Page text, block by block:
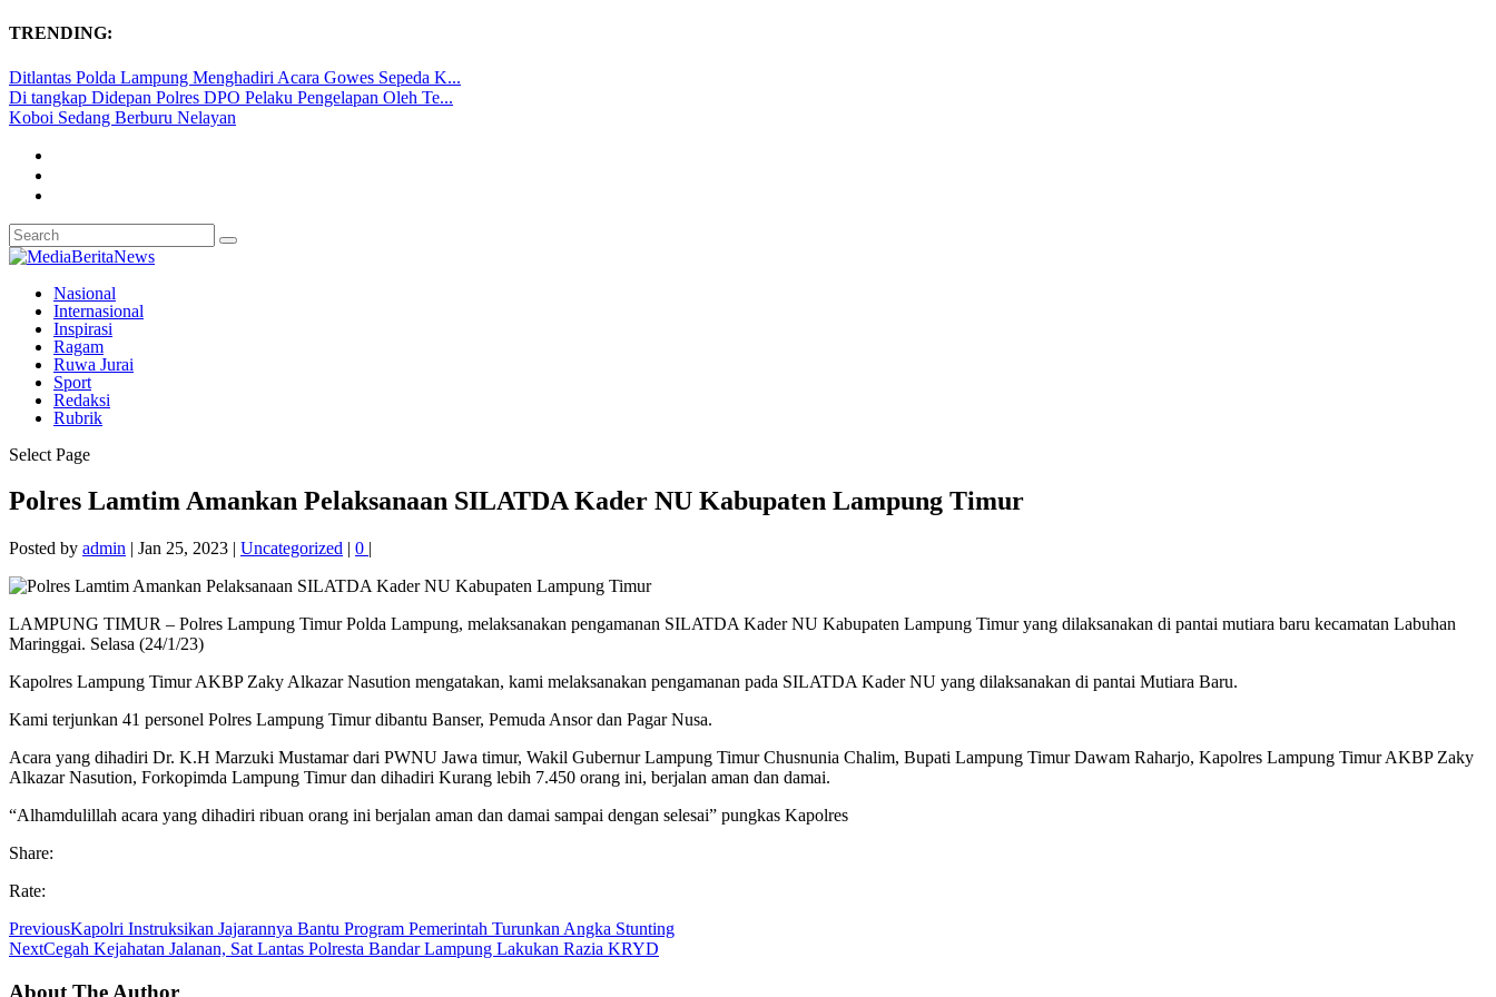
TRENDING:
Ditlantas Polda Lampung Menghadiri Acara Gowes Sepeda K...
Di tangkap Didepan Polres DPO Pelaku Pengelapan Oleh Te...
Koboi Sedang Berburu Nelayan
Nasional
Internasional
Inspirasi
Ragam
Ruwa Jurai
Sport
Redaksi
Rubrik
Select Page
Polres Lamtim Amankan Pelaksanaan SILATDA Kader NU Kabupaten Lampung Timur
Posted by admin | Jan 25, 2023 | Uncategorized | 0 |
LAMPUNG TIMUR – Polres Lampung Timur Polda Lampung, melaksanakan pengamanan SILATDA Kader NU Kabupaten Lampung Timur yang dilaksanakan di pantai mutiara baru kecamatan Labuhan
Maringgai. Selasa (24/1/23)
Kapolres Lampung Timur AKBP Zaky Alkazar Nasution mengatakan, kami melaksanakan pengamanan pada SILATDA Kader NU yang dilaksanakan di pantai Mutiara Baru.
Kami terjunkan 41 personel Polres Lampung Timur dibantu Banser, Pemuda Ansor dan Pagar Nusa.
Acara yang dihadiri Dr. K.H Marzuki Mustamar dari PWNU Jawa timur, Wakil Gubernur Lampung Timur Chusnunia Chalim, Bupati Lampung Timur Dawam Raharjo, Kapolres Lampung Timur AKBP Zaky
Alkazar Nasution, Forkopimda Lampung Timur dan dihadiri Kurang lebih 7.450 orang ini, berjalan aman dan damai.
“Alhamdulillah acara yang dihadiri ribuan orang ini berjalan aman dan damai sampai dengan selesai” pungkas Kapolres
Share:
Rate:
PreviousKapolri Instruksikan Jajarannya Bantu Program Pemerintah Turunkan Angka Stunting
NextCegah Kejahatan Jalanan, Sat Lantas Polresta Bandar Lampung Lakukan Razia KRYD
About The Author